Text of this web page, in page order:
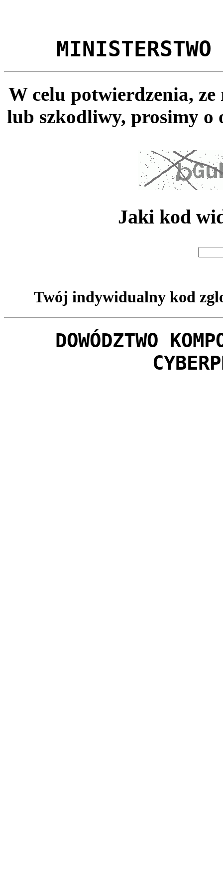
MINISTERSTWO
W celu potwierdzenia,
lub szkodliwy, prosimy o
Jaki kod
Twój indywidualny kod
DOWÓDZTWO